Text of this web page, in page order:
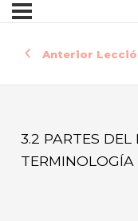
Anterior
3.2 PARTES DEL
TERMINOLOGÍA